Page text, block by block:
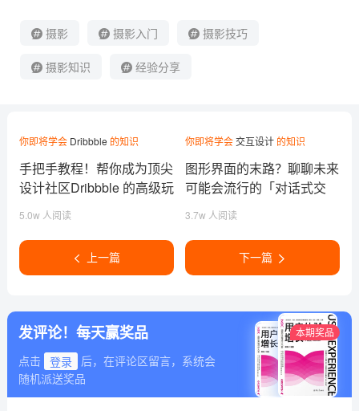
摄影 摄影入门 摄影技巧
摄影知识 经验分享
你即将学会 Dribbble 的知识
手把手教程！帮你成为顶尖
设计社区Dribbble 的高级玩
5.0w 人阅读
上一篇
你即将学会交互设计 的知识
图形界面的末路？聊聊未来
可能会流行的「对话式交
3.7w 人阅读
下一篇
发评论！每天赢奖品
点击 登录
后，在评论区留言，系统会
随机派送奖品
本期奖品